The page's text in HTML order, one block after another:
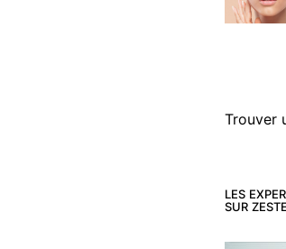
Trouver
LES
SUR